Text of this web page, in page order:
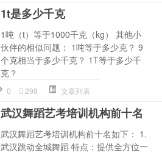
1t是多少千克
1吨（t）等于1000千克（kg） 其他小
伙伴的相似问题： 1吨等于多少克？ 9
个克相当于多少千克？ 1T等于多少千
克？
0 298 文章列表
武汉舞蹈艺考培训机构前十名
武汉舞蹈艺考培训机构前十名如下： 1.
武汉跳动全城舞蹈 特点：提供全方位一